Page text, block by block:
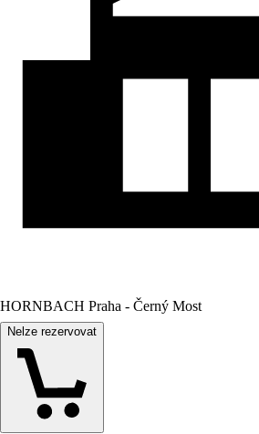
HORNBACH Praha - Černý Most
Nelze rezervovat